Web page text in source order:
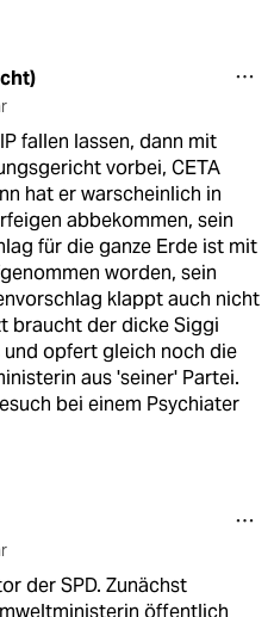
fallen lassen, dann mit
vorbei, CETA
hat er warscheinlich in
abbekommen, sein
für die ganze Erde ist mit
worden, sein
klappt auch nicht
braucht der dicke Siggi
und opfert gleich noch die
aus 'seiner' Partei.
bei einem Psychiater
der SPD. Zunächst
öffentlich